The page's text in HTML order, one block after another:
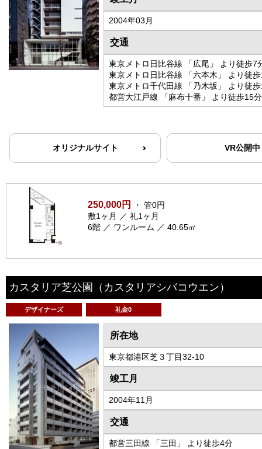
2004年03月
交通
東京メトロ日比谷線 「広尾」 より徒歩7
東京メトロ日比谷線 「六本木」 より徒
東京メトロ千代田線 「乃木坂」 より徒
都営大江戸線 「麻布十番」 より徒歩15分
オリジナルサイト VR公開中
250,000円
・ 管0円
敷1ヶ月 ／ 礼1ヶ月
6階 ／ ワンルーム ／ 40.65㎡
カスタリア芝公園 （カスタリアシバコウエン）
デザイナーズ 礼金0
所在地
東京都港区芝３丁目32-10
竣工月
2004年11月
交通
都営三田線 「三田」 より徒歩4分